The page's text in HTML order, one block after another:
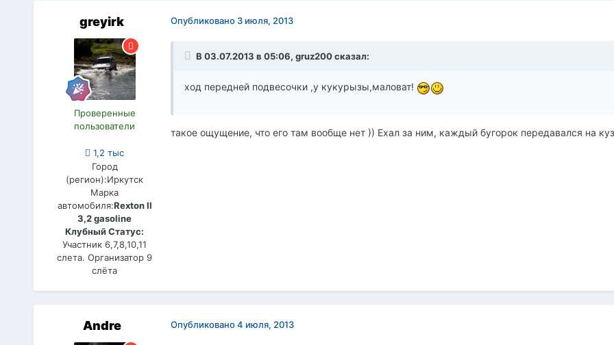
greyirk
Проверенные
пользователи
1,2 тыс
Город
(регион):Иркутск
Марка
автомобиля:Rexton II
3,2 gasoline
Клубный Статус:
Участник 6,7,8,10,11
слета. Организатор 9
слёта
Опубликовано 3 июля, 2013
В 03.07.2013 в 05:06, gruz200 сказал:
ход передней подвесочки ,у кукурызы,маловат!
такое ощущение, что его там вообще нет )) Ехал за ним, каждый бугорок передавался на
Andre Опубликовано4 июля, 2013